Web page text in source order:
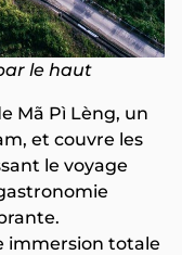
le haut
Mã Pì Lèng, un
et couvre les
le voyage
immersion totale